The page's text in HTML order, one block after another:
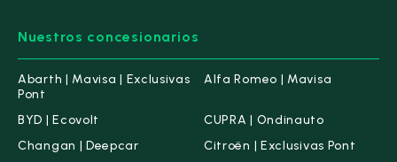
Nuestros concesionarios
Abarth | Mavisa | Exclusivas
Pont
Alfa Romeo | Mavisa
BYD | Ecovolt
CUPRA | Ondinauto
Changan | Deepcar
Citroën | Exclusivas Pont